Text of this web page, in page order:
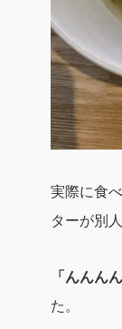
実際に食
ターが別人
「んんん
た。